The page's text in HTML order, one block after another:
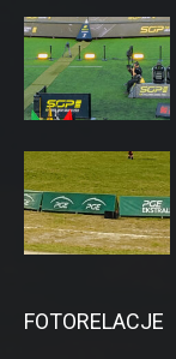
FOTORELACJE